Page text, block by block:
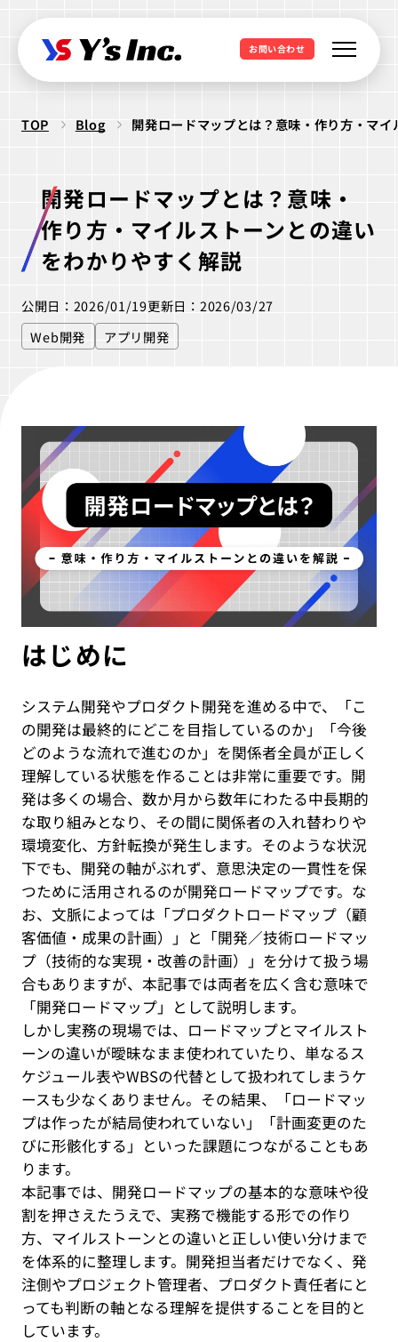
お問い合わせ
Web制作
コーポレートサイト制作
採用サイト制作
WordPressカスタム
セキュリティ診断
Webデザイン
UI/UX設計
ブランディング設計
Webマーケティング支援
SEO支援
データ基盤構築
BIツール導入
データ分析&UI改善
Webサイト活用支援
Web開発・アプリ開発
・ラボ型開発
Webシステム開発
クリエイティブ制作
ロゴ制作
アニメ公式サイト制作
IT派遣サービス
デザイナー
WEBMASTERS
EdtechTraining
Works
About
Company
Blog
Privacy policy
TOP Blog 開発ロードマップとは？意味・作り方・マ
開発ロードマップとは？意味・
作り方・マイルストーンとの違い
をわかりやすく解説
公開日：2026/01/19更新日：2026/03/27
Web開発
アプリ開発
はじめに
システム開発やプロダクト開発を進める中で、「こ
の開発は最終的にどこを目指しているのか」「今後
どのような流れで進むのか」を関係者全員が正しく
理解している状態を作ることは非常に重要です。開
発は多くの場合、数か月から数年にわたる中長期的
な取り組みとなり、その間に関係者の入れ替わりや
環境変化、方針転換が発生します。そのような状況
下でも、開発の軸がぶれず、意思決定の一貫性を保
つために活用されるのが開発ロードマップです。な
お、文脈によっては「プロダクトロードマップ（顧
客価値・成果の計画）」と「開発／技術ロードマッ
プ（技術的な実現・改善の計画）」を分けて扱う場
合もありますが、本記事では両者を広く含む意味で
「開発ロードマップ」として説明します。
しかし実務の現場では、ロードマップとマイルスト
ーンの違いが曖昧なまま使われていたり、単なるス
ケジュール表やWBSの代替として扱われてしまうケ
ースも少なくありません。その結果、「ロードマッ
プは作ったが結局使われていない」「計画変更のた
びに形骸化する」といった課題につながることもあ
ります。
本記事では、開発ロードマップの基本的な意味や役
割を押さえたうえで、実務で機能する形での作り
方、マイルストーンとの違いと正しい使い分けまで
を体系的に整理します。開発担当者だけでなく、発
注側やプロジェクト管理者、プロダクト責任者にと
っても判断の軸となる理解を提供することを目的と
しています。